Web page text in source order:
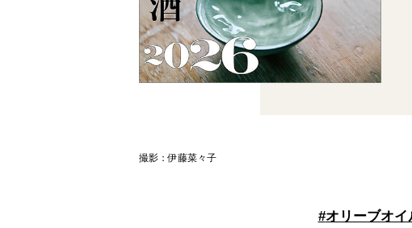
撮影：伊藤菜々子
#オリーブオイ